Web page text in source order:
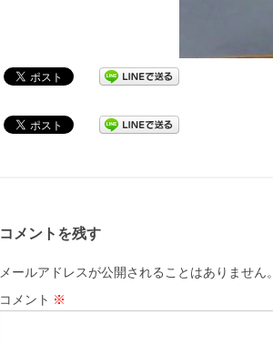
コメントを残す
メールアドレスが公開されることはありません。
コメント ※